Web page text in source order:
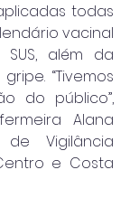
todas
vacinal
além da
“Tivemos
do público”,
Alana
Vigilância
e Costa